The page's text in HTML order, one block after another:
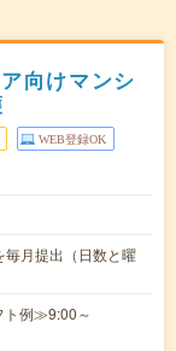
向けマンシ
WEB登録OK
月提出（日数と曜
ト例≫9:00～